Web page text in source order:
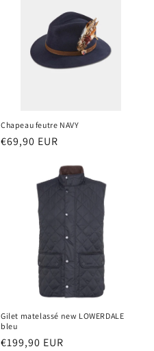
Chapeau feutre NAVY
Prix
€69,90 EUR
Gilet matelassé new LOWERDALE
bleu
Prix
€199,90 EUR